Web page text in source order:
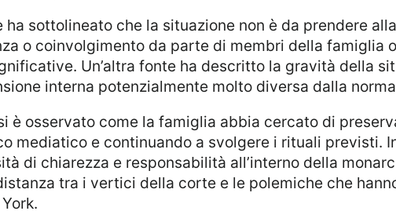
o coinvolgimento da parte di membri della famiglia
Un’altra fonte ha descritto la gravità della
interna potenzialmente molto diversa dalla
mediatico e continuando a svolgere i rituali previsti.
di chiarezza e responsabilità all’interno della
tra i vertici della corte e le polemiche che